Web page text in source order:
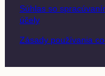
Súhlas so
účely
Zásady používania